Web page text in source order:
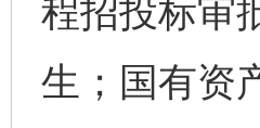
程招投标审
生；国有资